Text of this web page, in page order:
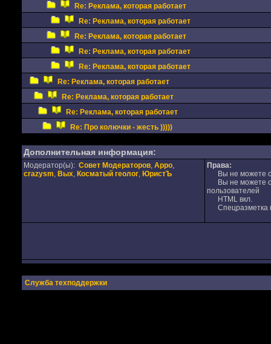
Re: Реклама, которая работает
Re: Реклама, которая работает
Re: Реклама, которая работает
Re: Реклама, которая работает
Re: Реклама, которая работает
Re: Реклама, которая работает
Re: Реклама, которая работает
Re: Реклама, которая работает
Re: Про колючки - жесть )))))
Дополнительная информация:
Модератор(ы): Совет Модераторов, Appo,
crazysm, Вых, Косматый геолог, ЮристЪ
Права:
Вы не можете
Вы не можете
пользователей
HTML вкл.
Спецразметка
Служба техподдержки